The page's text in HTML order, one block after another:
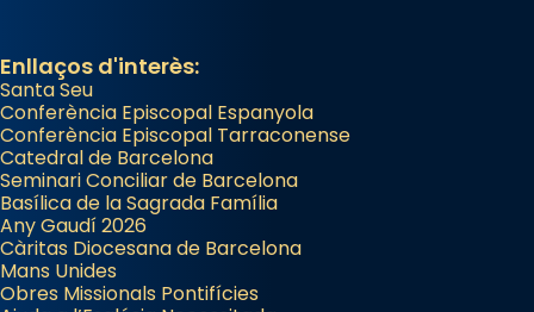
Enllaços d'interès:
Santa Seu
Conferència Episcopal Espanyola
Conferència Episcopal Tarraconense
Catedral de Barcelona
Seminari Conciliar de Barcelona
Basílica de la Sagrada Família
Any Gaudí 2026
Càritas Diocesana de Barcelona
Mans Unides
Obres Missionals Pontifícies